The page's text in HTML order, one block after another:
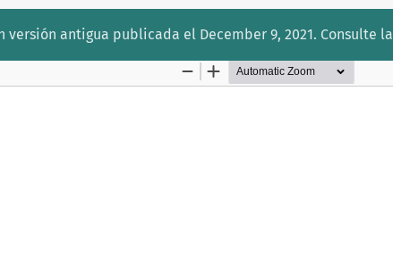
versión antigua publicada el December 9, 2021. Consulte la